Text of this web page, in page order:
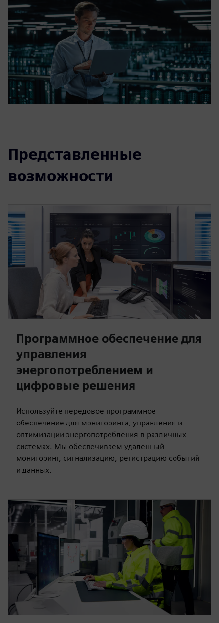
Представленные
возможности
Программное обеспечение для
управления
энергопотреблением и
цифровые решения
Используйте передовое программное
обеспечение для мониторинга, управления и
оптимизации энергопотребления в различных
системах. Мы обеспечиваем удаленный
мониторинг, сигнализацию, регистрацию событий
и данных.